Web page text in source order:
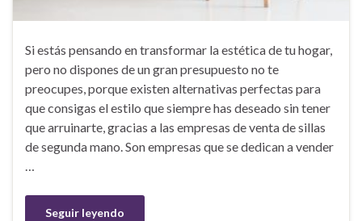
Si estás pensando en transformar la estética de tu hogar,
pero no dispones de un gran presupuesto no te
preocupes, porque existen alternativas perfectas para
que consigas el estilo que siempre has deseado sin tener
que arruinarte, gracias a las empresas de venta de sillas
de segunda mano. Son empresas que se dedican a vender
…
Seguir leyendo